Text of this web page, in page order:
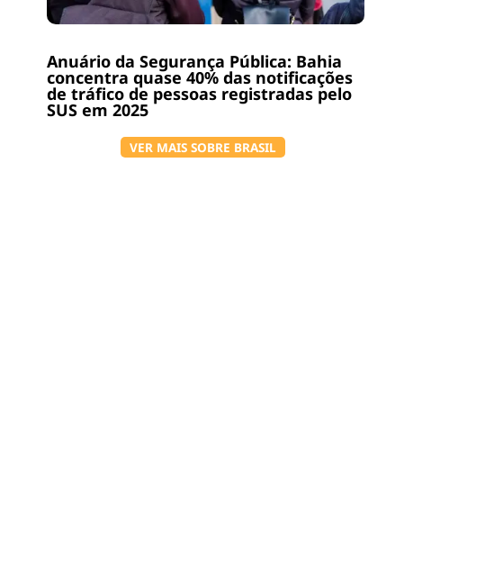
Anuário da Segurança Pública: Bahia
concentra quase 40% das notificações
de tráfico de pessoas registradas pelo
SUS em 2025
VER MAIS SOBRE BRASIL